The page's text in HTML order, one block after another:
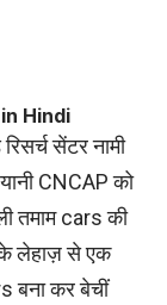
Hindi
सेंटर नामी
CNCAP को
तमाम cars की
के लेहाज़ से एक
बना कर बेचीं